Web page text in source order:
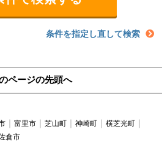
条件を指定し直して検索
ページの先頭へ
富里市 芝山町 神崎町
横芝光町
倉市